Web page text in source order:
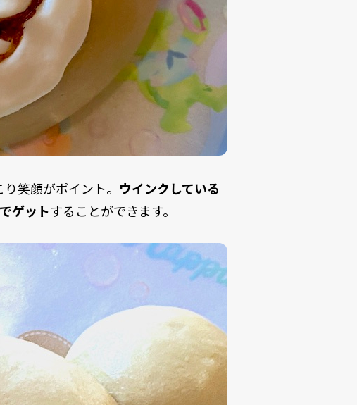
笑顔がポイント。 ウインクしている
ゲットすることができます。